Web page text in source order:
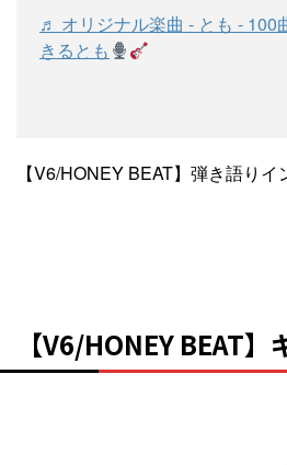
♬ オリジナル楽曲 - とも - 100
きるとも
【V6/HONEY BEAT】弾き語り
【V6/HONEY BEAT】